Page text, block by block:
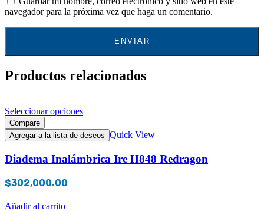
navegador para la próxima vez que haga un comentario.
Productos relacionados
Seleccionar opciones
Compare
Agregar a la lista de deseos Quick View
Diadema Inalámbrica Ire H848 Redragon
$302,000.00
Añadir al carrito